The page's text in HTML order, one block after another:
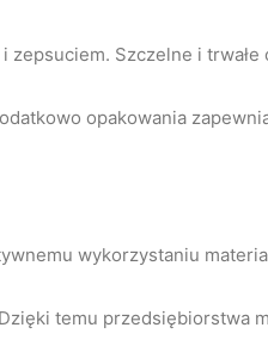
i zepsuciem. Szczelne i
opakowania
wykorzystaniu
temu przedsiębiorstwa